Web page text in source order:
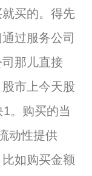
买的。得先
过服务公司
那儿直接
市上今天股
。购买的当
动性提供
如购买金额